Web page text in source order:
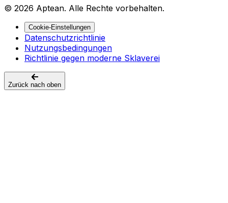
© 2026 Aptean. Alle Rechte vorbehalten.
Cookie-Einstellungen
Datenschutzrichtlinie
Nutzungsbedingungen
Richtlinie gegen moderne Sklaverei
Zurück nach oben